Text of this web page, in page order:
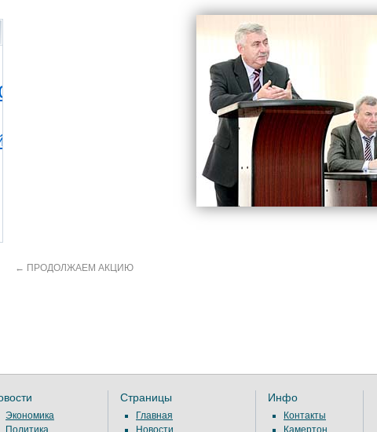
← ПРОДОЛЖАЕМ АКЦИЮ
Экономика
Политика
Страницы
Главная
Новости
Инфо
Контакты
Камертон